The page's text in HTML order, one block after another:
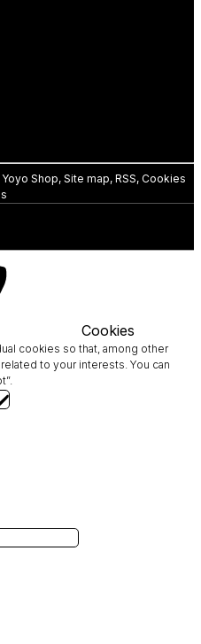
Shop, Site map, RSS, Cookies
Cookies
cookies so that, among other
to your interests. You can